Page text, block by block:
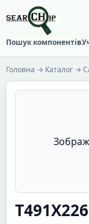
Пошук компонентів
Головна → Каталог →